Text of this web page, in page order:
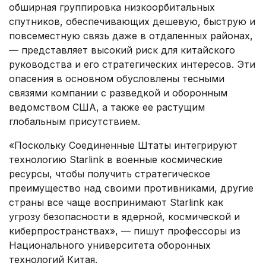
обширная группировка низкоорбитальных
спутников, обеспечивающих дешевую, быструю и
повсеместную связь даже в отдаленных районах,
— представляет высокий риск для китайского
руководства и его стратегических интересов. Эти
опасения в основном обусловлены тесными
связями компании с разведкой и оборонным
ведомством США, а также ее растущим
глобальным присутствием.
«Поскольку Соединенные Штаты интегрируют
технологию Starlink в военные космические
ресурсы, чтобы получить стратегическое
преимущество над своими противниками, другие
страны все чаще воспринимают Starlink как
угрозу безопасности в ядерной, космической и
киберпространствах», — пишут профессоры из
Национального университета оборонных
технологий Китая.